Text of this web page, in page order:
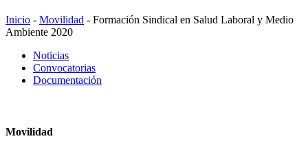
Inicio - Movilidad - Formación Sindical en Salud Laboral y Medio
Ambiente 2020
Noticias
Convocatorias
Documentación
Movilidad